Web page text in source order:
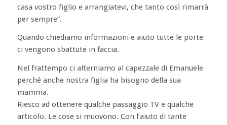
casa vostro figlio e arrangiatevi, che tanto così rimarrà
per sempre”.
Quando chiediamo informazioni e aiuto tutte le porte
ci vengono sbattute in faccia.
Nel frattempo ci alterniamo al capezzale di Emanuele
perché anche nostra figlia ha bisogno della sua
mamma.
Riesco ad ottenere qualche passaggio TV e qualche
articolo. Le cose si muovono. Con l’aiuto di tante